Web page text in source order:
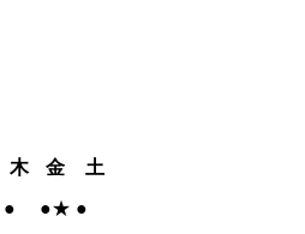
木 金
土
● ●★ ●